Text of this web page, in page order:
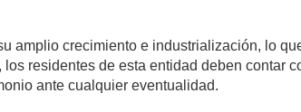
amplio crecimiento e industrialización, lo
residentes de esta entidad deben contar
ante cualquier eventualidad.